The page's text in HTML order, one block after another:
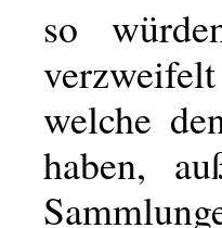
so
welche
haben,